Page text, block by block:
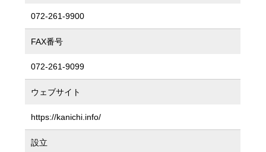
072-261-9900
FAX番号
072-261-9099
ウェブサイト
https://kanichi.info/
設立